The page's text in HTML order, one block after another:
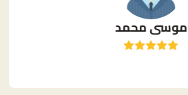
موسى محمد